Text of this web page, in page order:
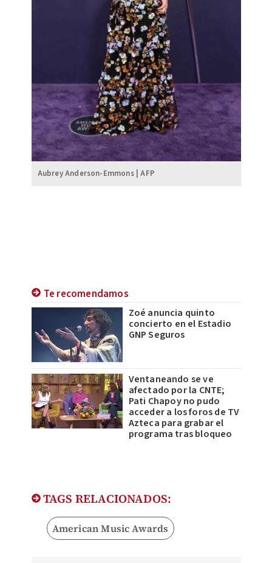
Aubrey Anderson-Emmons | AFP
Te recomendamos
Zoé anuncia quinto
concierto en el Estadio
GNP Seguros
Ventaneando se ve
afectado por la CNTE;
Pati Chapoy no pudo
acceder a los foros de TV
Azteca para grabar el
programa tras bloqueo
TAGS RELACIONADOS:
American Music Awards